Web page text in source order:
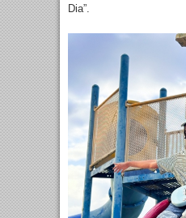
Dia”.